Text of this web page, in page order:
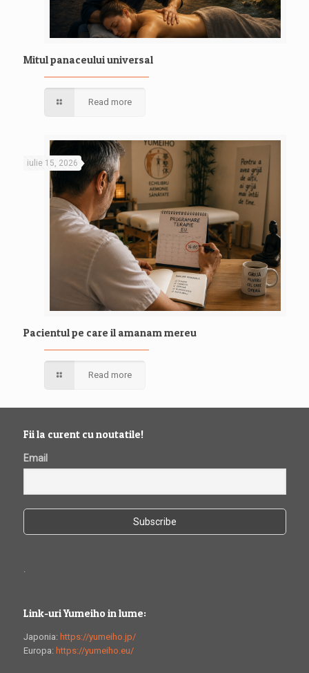
Mitul panaceului universal
Read more
iulie 15, 2026
Pacientul pe care il amanam mereu
Read more
Fii la curent cu noutatile!
Email
.
Link-uri Yumeiho in lume:
Japonia: https://yumeiho.jp/
Europa: https://yumeiho.eu/